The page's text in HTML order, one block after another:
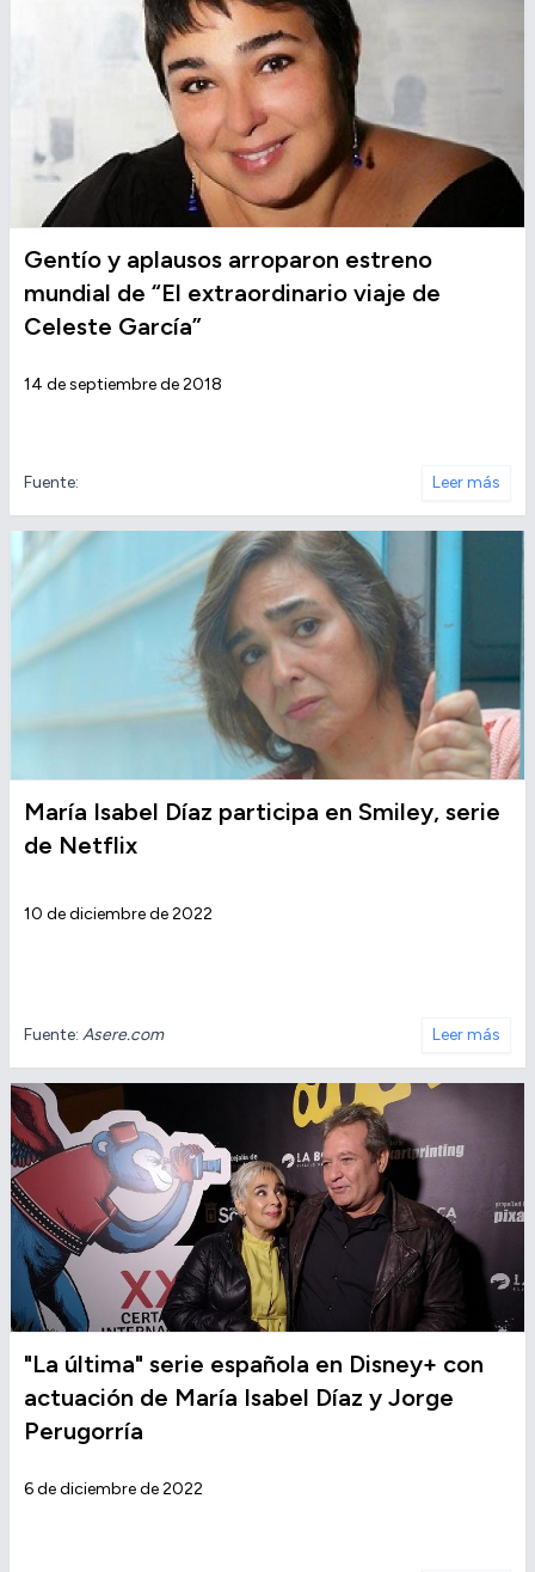
Gentío y aplausos arroparon estreno
mundial de “El extraordinario viaje de
Celeste García”
14 de septiembre de 2018
Fuente: Leer más
María Isabel Díaz participa en Smiley, serie
de Netflix
10 de diciembre de 2022
Fuente: Asere.com Leer más
"La última" serie española en Disney+ con
actuación de María Isabel Díaz y Jorge
Perugorría
6 de diciembre de 2022